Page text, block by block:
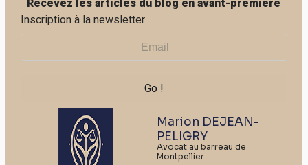
Recevez les articles du blog en avant-première
Inscription à la newsletter
Marion DEJEAN-
PELIGRY
Avocat au barreau de
Montpellier